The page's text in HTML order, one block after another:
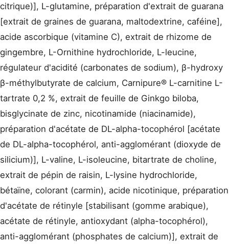
citrique)], L-glutamine, préparation d'extrait de guarana
[extrait de graines de guarana, maltodextrine, caféine],
acide ascorbique (vitamine C), extrait de rhizome de
gingembre, L-Ornithine hydrochloride, L-leucine,
régulateur d'acidité (carbonates de sodium), β-hydroxy
β-méthylbutyrate de calcium, Carnipure® L-carnitine L-
tartrate 0,2 %, extrait de feuille de Ginkgo biloba,
bisglycinate de zinc, nicotinamide (niacinamide),
préparation d'acétate de DL-alpha-tocophérol [acétate
de DL-alpha-tocophérol, anti-agglomérant (dioxyde de
silicium)], L-valine, L-isoleucine, bitartrate de choline,
extrait de pépin de raisin, L-lysine hydrochloride,
bétaïne, colorant (carmin), acide nicotinique, préparation
d'acétate de rétinyle [stabilisant (gomme arabique),
acétate de rétinyle, antioxydant (alpha-tocophérol),
anti-agglomérant (phosphates de calcium)], extrait de